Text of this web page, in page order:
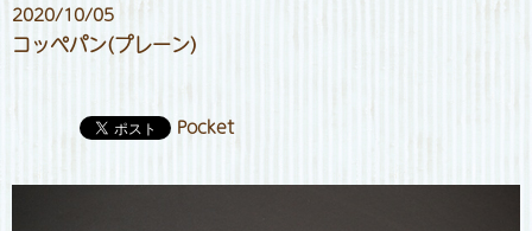
2020/10/05
コッペパン(プレーン)
Pocket